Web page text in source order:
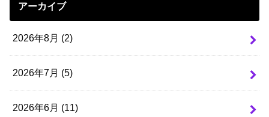
アーカイブ
2026年8月 (2)
2026年7月 (5)
2026年6月 (11)